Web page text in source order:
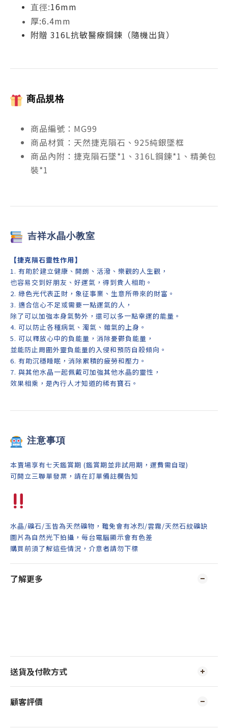
直徑:16mm
厚:6.4mm
附贈 316L抗敏醫療鋼鍊（隨機出貨）
商品規格
商品編號：MG99
商品材質：天然捷克隕石、925純銀墜框
商品內附：捷克隕石墜*1、316L鋼鍊*1、精美包
裝*1
吉祥水晶小教室
【捷克隕石靈性作用】
1. 有助於建立健康、開朗、活潑、樂觀的人生觀，
也容易交到好朋友、好運氣，得到貴人相助。
2. 綠色光代表正財，象征事業、生意所帶來的財富。
3. 適合信心不足或需要一點運氣的人，
除了可以加強本身氣勢外，還可以多一點幸運的能量。
4. 可以防止各種病氣、濁氣、雜氣的上身。
5. 可以釋放心中的負能量，消除憂鬱負能量，
並能防止周圍外靈負能量的入侵和預防自殺傾向。
6. 有助沉穩睡眠，消除累積的疲勞和壓力。
7. 與其他水晶一起佩戴可加強其他水晶的靈性，
效果相乘，是內行人才知道的稀有寶石。
注意事項
本賣場享有七天鑑賞期 (鑑賞期並非試用期，運費需自理)
可開立三聯單發票，請在訂單備註欄告知
水晶/礦石/玉皆為天然礦物，難免會有冰烈/雲霧/天然石紋礦缺
圖片為自然光下拍攝，每台電腦顯示會有色差
購買前須了解這些情況，介意者請勿下標
了解更多
送貨及付款方式
顧客評價